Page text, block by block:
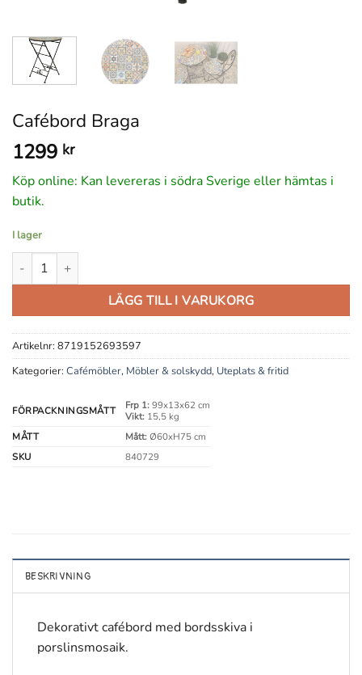
Cafébord Braga
1299 kr
Köp online: Kan levereras i södra Sverige eller hämtas i
butik.
I lager
Cafébord Braga mängd
LÄGG TILL I VARUKORG
Artikelnr: 8719152693597
Kategorier: Cafémöbler, Möbler & solskydd, Uteplats & fritid
FÖRPACKNINGSMÅTT Frp 1:99x13x62 cm
Vikt:15,5 kg
MÅTT
Mått:Ø60xH75 cm
SKU
840729
BESKRIVNING
Dekorativt cafébord med bordsskiva i
porslinsmosaik.